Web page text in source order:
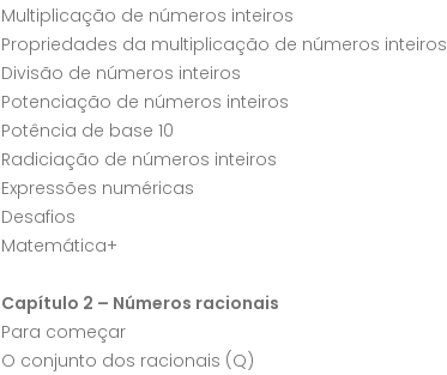
Multiplicação de números inteiros
Propriedades da multiplicação de números inteiros
Divisão de números inteiros
Potenciação de números inteiros
Potência de base 10
Radiciação de números inteiros
Expressões numéricas
Desafios
Matemática+
Capítulo 2 – Números racionais
Para começar
O conjunto dos racionais (Q)